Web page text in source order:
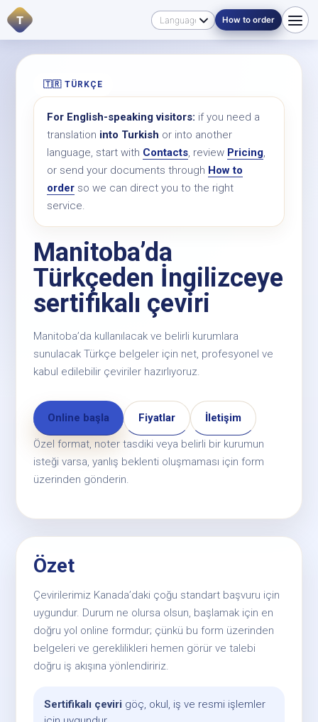
T How to order
🇹🇷 TÜRKÇE
For English-speaking visitors: if you need a
translation into Turkish or into another
language, start with Contacts, review Pricing,
or send your documents through How to
order so we can direct you to the right
service.
Manitoba’da
Türkçeden İngilizceye
sertifikalı çeviri
Manitoba’da kullanılacak ve belirli kurumlara
sunulacak Türkçe belgeler için net, profesyonel ve
kabul edilebilir çeviriler hazırlıyoruz.
Online başla Fiyatlar İletişim
Özel format, noter tasdiki veya belirli bir kurumun
isteği varsa, yanlış beklenti oluşmaması için form
üzerinden gönderin.
Özet
Çevirilerimiz Kanada’daki çoğu standart başvuru için
uygundur. Durum ne olursa olsun, başlamak için en
doğru yol online formdur; çünkü bu form üzerinden
belgeleri ve gereklilikleri hemen görür ve talebi
doğru iş akışına yönlendiririz.
Sertifikalı çeviri göç, okul, iş ve resmi işlemler